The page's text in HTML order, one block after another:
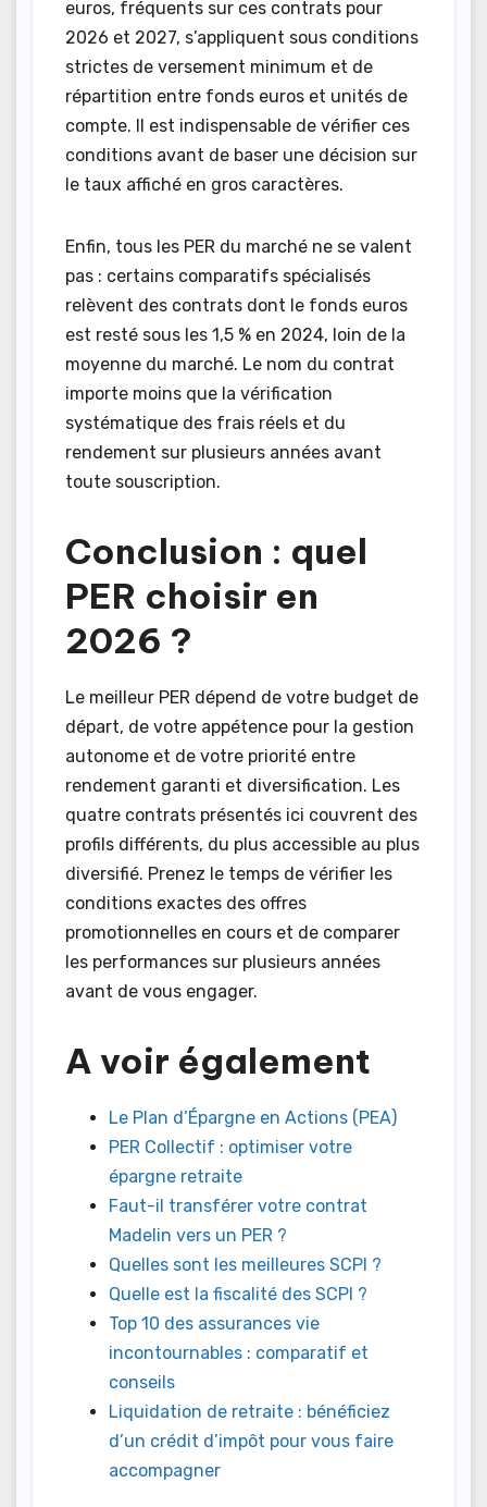
euros, fréquents sur ces contrats pour
2026 et 2027, s’appliquent sous conditions
strictes de versement minimum et de
répartition entre fonds euros et unités de
compte. Il est indispensable de vérifier ces
conditions avant de baser une décision sur
le taux affiché en gros caractères.
Enfin, tous les PER du marché ne se valent
pas : certains comparatifs spécialisés
relèvent des contrats dont le fonds euros
est resté sous les 1,5 % en 2024, loin de la
moyenne du marché. Le nom du contrat
importe moins que la vérification
systématique des frais réels et du
rendement sur plusieurs années avant
toute souscription.
Conclusion : quel
PER choisir en
2026 ?
Le meilleur PER dépend de votre budget de
départ, de votre appétence pour la gestion
autonome et de votre priorité entre
rendement garanti et diversification. Les
quatre contrats présentés ici couvrent des
profils différents, du plus accessible au plus
diversifié. Prenez le temps de vérifier les
conditions exactes des offres
promotionnelles en cours et de comparer
les performances sur plusieurs années
avant de vous engager.
A voir également
Le Plan d’Épargne en Actions (PEA)
PER Collectif : optimiser votre
épargne retraite
Faut-il transférer votre contrat
Madelin vers un PER ?
Quelles sont les meilleures SCPI ?
Quelle est la fiscalité des SCPI ?
Top 10 des assurances vie
incontournables : comparatif et
conseils
Liquidation de retraite : bénéficiez
d’un crédit d’impôt pour vous faire
accompagner